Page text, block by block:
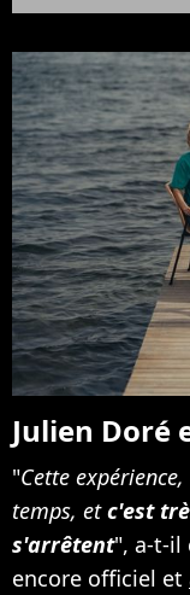
Julien Doré
"Cette
temps, etc'est
s'arrêtent", a-t-il
encore officiel et